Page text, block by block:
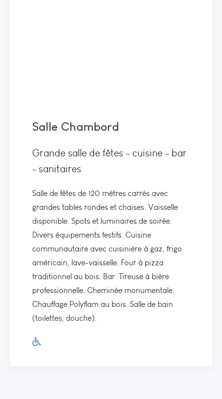
Salle Chambord
Grande salle de fêtes - cuisine - bar
- sanitaires
Salle de fêtes de 120 mètres carrés avec
grandes tables rondes et chaises. Vaisselle
disponible. Spots et luminaires de soirée.
Divers équipements festifs. Cuisine
communautaire avec cuisinière à gaz, frigo
américain, lave-vaisselle. Four à pizza
traditionnel au bois. Bar. Tireuse à bière
professionnelle. Cheminée monumentale.
Chauffage Polyflam au bois. Salle de bain
(toilettes, douche).